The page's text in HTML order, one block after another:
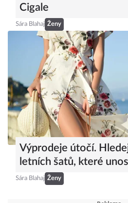
Cigale
Sára Blahaj Ženy
Výprodeje útočí.
letních šatů, které
Sára Blahaj Ženy